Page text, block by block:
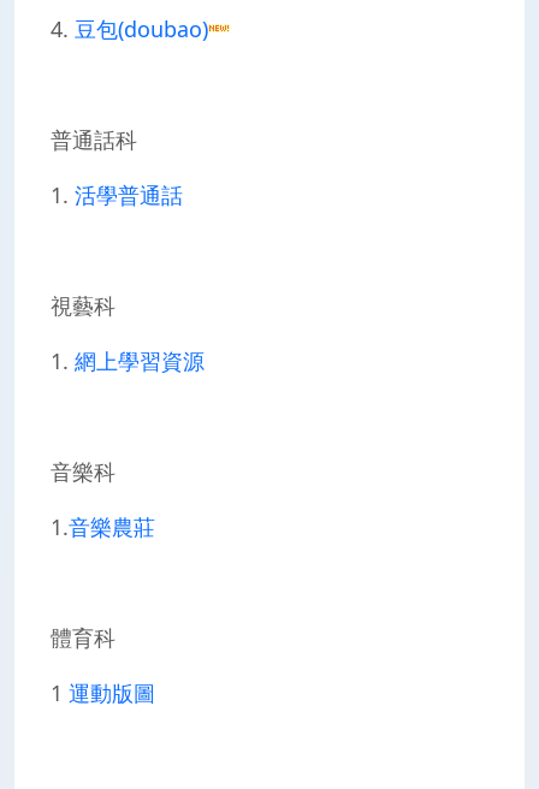
4. 豆包(doubao)
普通話科
1. 活學普通話
視藝科
1. 網上學習資源
音樂科
1.音樂農莊
體育科
1 運動版圖